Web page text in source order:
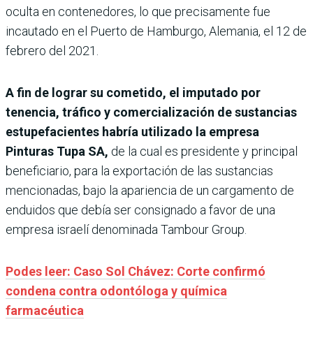
oculta en contenedores, lo que precisamente fue
incautado en el Puerto de Hamburgo, Alemania, el 12 de
febrero del 2021.
A fin de lograr su cometido, el imputado por
tenencia, tráfico y comercialización de sustancias
estupefacientes habría utilizado la empresa
Pinturas Tupa SA, de la cual es presidente y principal
beneficiario, para la exportación de las sustancias
mencionadas, bajo la apariencia de un cargamento de
enduidos que debía ser consignado a favor de una
empresa israelí denominada Tambour Group.
Podes leer: Caso Sol Chávez: Corte confirmó
condena contra odontóloga y química
farmacéutica